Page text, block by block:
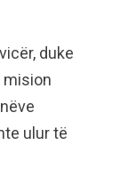
duke
mision
ulur të